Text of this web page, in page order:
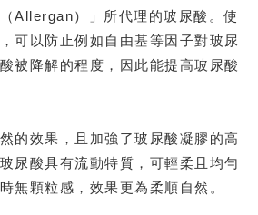
Allergan）」所代理的玻尿酸。使
可以防止例如自由基等因子對玻尿
被降解的程度，因此能提高玻尿酸
的效果，且加強了玻尿酸凝膠的高
尿酸具有流動特質，可輕柔且均勻
無顆粒感，效果更為柔順自然。